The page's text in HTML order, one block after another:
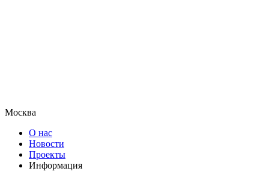
Москва
О нас
Новости
Проекты
Информация